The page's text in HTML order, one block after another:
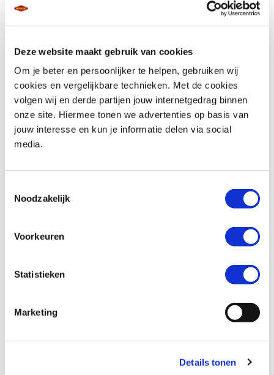
Deze website maakt gebruik van cookies
Om je beter en persoonlijker te helpen, gebruiken wij
cookies en vergelijkbare technieken. Met de cookies
volgen wij en derde partijen jouw internetgedrag binnen
onze site. Hiermee tonen we advertenties op basis van
jouw interesse en kun je informatie delen via social
media.
Noodzakelijk
Voorkeuren
Statistieken
Marketing
Details tonen
Bouwjaar *
Kenteken *